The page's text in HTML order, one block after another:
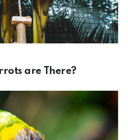
are There?